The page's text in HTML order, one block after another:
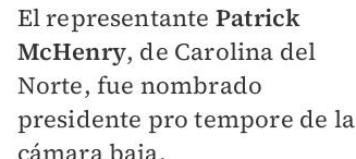
El representante Patrick
McHenry, de Carolina del
Norte, fue nombrado
presidente pro tempore de la
cámara baja.